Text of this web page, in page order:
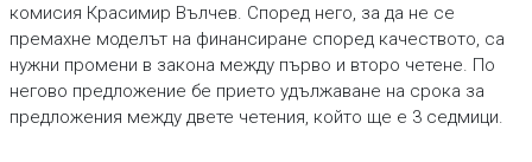
комисия Красимир Вълчев. Според него, за да не се
премахне моделът на финансиране според качеството, са
нужни промени в закона между първо и второ четене. По
негово предложение бе прието удължаване на срока за
предложения между двете четения, който ще е 3 седмици.